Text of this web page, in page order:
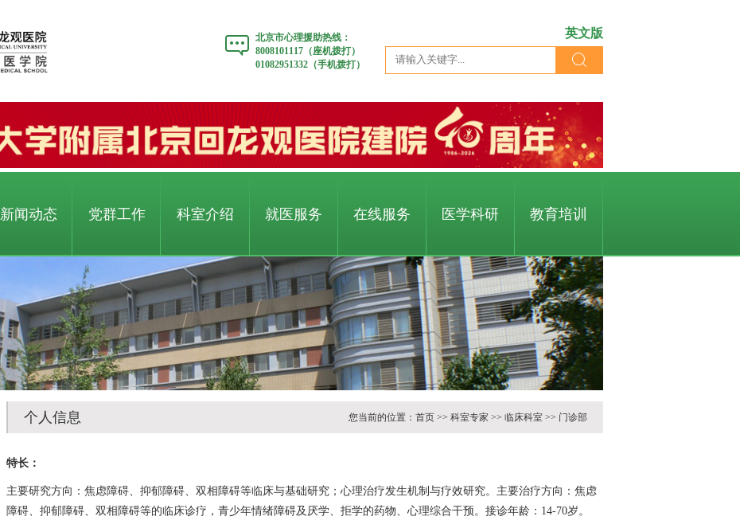
北京市心理援助热线：
8008101117（座机拨打）
01082951332（手机拨打）
英文版
新闻动态 党群工作 科室介绍 就医服务 在线服务 医学科研 教育培训
个人信息 您当前的位置： 首页 >> 科室专家 >> 临床科室 >> 门诊部
特长：
主要研究方向：焦虑障碍、抑郁障碍、双相障碍等临床与基础研究；心理治疗发生机制与疗效研究。主要治疗方向：焦虑
障碍、抑郁障碍、双相障碍等的临床诊疗，青少年情绪障碍及厌学、拒学的药物、心理综合干预。接诊年龄：14-70岁。